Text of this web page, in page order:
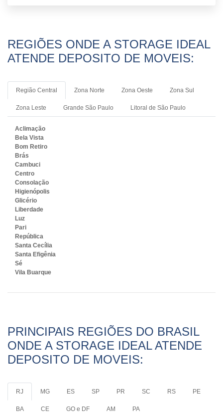
REGIÕES ONDE A STORAGE IDEAL
ATENDE DEPOSITO DE MOVEIS:
Região Central Zona Norte Zona Oeste Zona Sul
Zona Leste Grande São Paulo Litoral de São Paulo
Aclimação
Bela Vista
Bom Retiro
Brás
Cambuci
Centro
Consolação
Higienópolis
Glicério
Liberdade
Luz
Pari
República
Santa Cecília
Santa Efigênia
Sé
Vila Buarque
PRINCIPAIS REGIÕES DO BRASIL
ONDE A STORAGE IDEAL ATENDE
DEPOSITO DE MOVEIS:
RJ MG ES SP PR SC RS PE
BA CE GO e DF AM PA